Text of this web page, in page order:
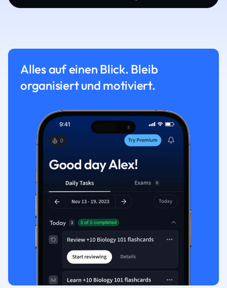
Alles auf einen Blick. Bleib
organisiert und motiviert.